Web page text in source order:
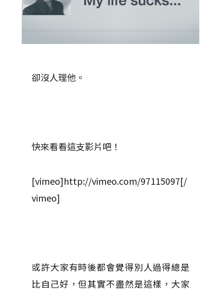
卻沒人理他。
快來看看這支影片吧！
[vimeo]http://vimeo.com/97115097[/
vimeo]
或許大家有時後都會覺得別人過得總是
比自己好，但其實不盡然是這樣，大家